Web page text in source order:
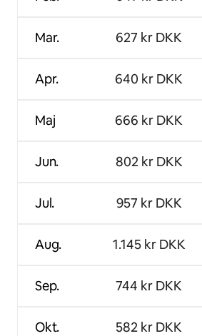
Mar.
Apr.
Maj
Jun.
Jul.
Aug.
Sep.
Okt.
627 kr DKK
640 kr DKK
666 kr DKK
802 kr DKK
957 kr DKK
1.145 kr DKK
744 kr DKK
582 kr DKK